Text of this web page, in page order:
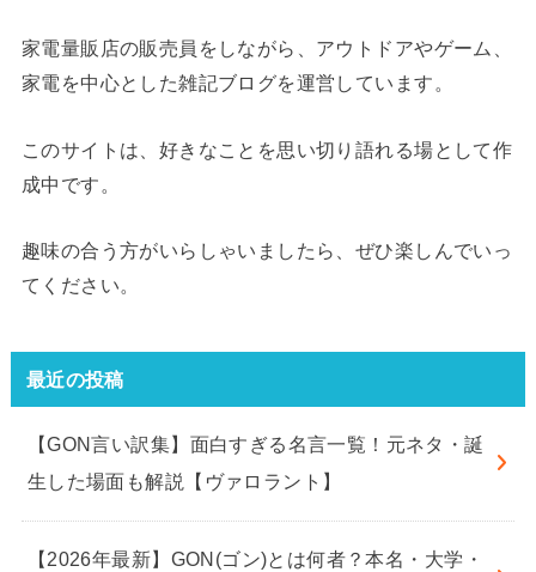
家電量販店の販売員をしながら、アウトドアやゲーム、
家電を中心とした雑記ブログを運営しています。
このサイトは、好きなことを思い切り語れる場として作
成中です。
趣味の合う方がいらしゃいましたら、ぜひ楽しんでいっ
てください。
最近の投稿
【GON言い訳集】面白すぎる名言一覧！元ネタ・誕
生した場面も解説【ヴァロラント】
【2026年最新】GON(ゴン)とは何者？本名・大学・